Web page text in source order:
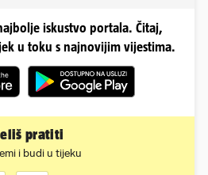
iskustvo portala. Čitaj,
u toku s najnovijim vijestima.
pratiti
i budi u tijeku